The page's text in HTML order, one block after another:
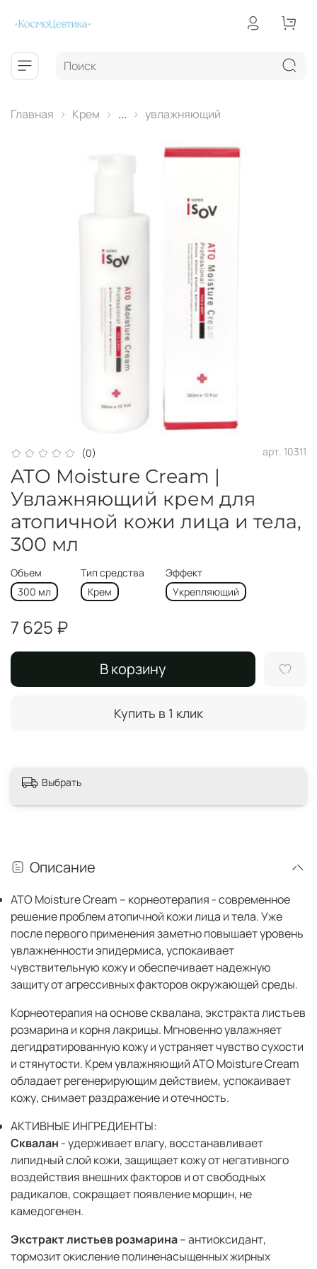
Главная Крем ... увлажняющий
(0) арт. 10311
ATO Moisture Cream |
Увлажняющий крем для
атопичной кожи лица и тела,
300 мл
Объем
300 мл
Тип средства
Крем
Эффект
Укрепляющий
7 625 ₽
В корзину
Купить в 1 клик
Выбрать
Описание
ATO Moisture Cream – корнеотерапия - современное
решение проблем атопичной кожи лица и тела. Уже
после первого применения заметно повышает уровень
увлажненности эпидермиса, успокаивает
чувствительную кожу и обеспечивает надежную
защиту от агрессивных факторов окружающей среды.
Корнеотерапия на основе сквалана, экстракта листьев
розмарина и корня лакрицы. Мгновенно увлажняет
дегидратированную кожу и устраняет чувство сухости
и стянутости. Крем увлажняющий ATO Moisture Cream
обладает регенерирующим действием, успокаивает
кожу, снимает раздражение и отечность.
АКТИВНЫЕ ИНГРЕДИЕНТЫ:
Сквалан - удерживает влагу, восстанавливает
липидный слой кожи, защищает кожу от негативного
воздействия внешних факторов и от свободных
радикалов, сокращает появление морщин, не
камедогенен.
Экстракт листьев розмарина– антиоксидант,
тормозит окисление полиненасыщенных жирных